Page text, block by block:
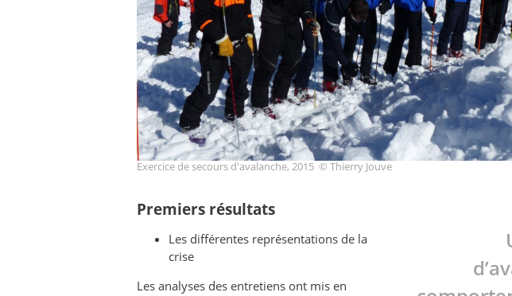
Exercice de secours d'avalanche, 2015 © Thierry Jouve
Premiers résultats
Les différentes représentations de la
crise
Les analyses des entretiens ont mis en